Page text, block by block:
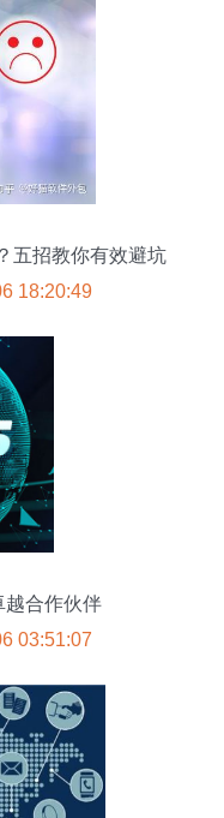
五招教你有效避坑
18:20:49
越合作伙伴
03:51:07